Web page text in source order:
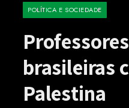
POLÍTICA E SOCIEDADE
brasileiras
Palestina